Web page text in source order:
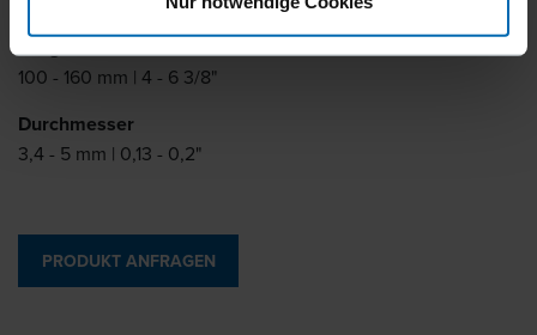
Länge
100 - 160 mm | 4 - 6 3/8"
Durchmesser
3,4 - 5 mm | 0,13 - 0,2"
PRODUKT ANFRAGEN